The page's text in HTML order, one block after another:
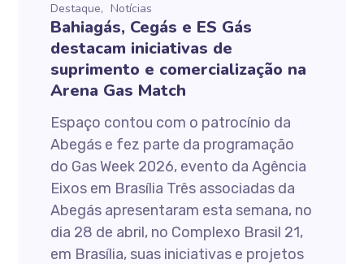
Destaque
Notícias
Bahiagás, Cegás e ES Gás
destacam iniciativas de
suprimento e comercialização na
Arena Gas Match
Espaço contou com o patrocínio da
Abegás e fez parte da programação
do Gas Week 2026, evento da Agência
Eixos em Brasília Três associadas da
Abegás apresentaram esta semana, no
dia 28 de abril, no Complexo Brasil 21,
em Brasília, suas iniciativas e projetos